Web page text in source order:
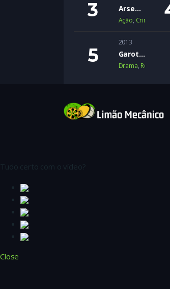
Arsenal
Ação, Crime
2013
Garotas Inocentes
Drama, Romance
Tudo certo com o vídeo?
Close